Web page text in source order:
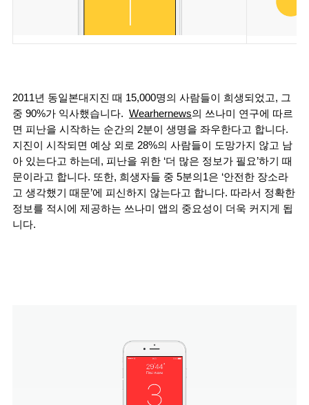
2011년 동일본대지진 때 15,000명의 사람들이 희생되었고, 그
중 90%가 익사했습니다. Wearhernews의 쓰나미 연구에 따르
면 피난을 시작하는 순간의 2분이 생명을 좌우한다고 합니다.
지진이 시작되면 예상 외로 28%의 사람들이 도망가지 않고 남
아 있는다고 하는데, 피난을 위한 ‘더 많은 정보가 필요’하기 때
문이라고 합니다. 또한, 희생자들 중 5분의1은 ‘안전한 장소라
고 생각했기 때문’에 피신하지 않는다고 합니다. 따라서 정확한
정보를 적시에 제공하는 쓰나미 앱의 중요성이 더욱 커지게 됩
니다.